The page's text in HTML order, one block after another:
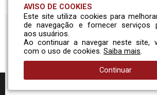
Solicite um
Entre em contato com nossa equipe
AVISO DE COOKIES
Este site utiliza cookies para
de navegação e fornecer serviços
aos usuários.
Ao continuar a navegar neste site,
com o uso de cookies. Saiba mais.
Continuar